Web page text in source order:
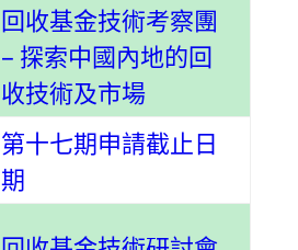
回收基金技術考察團
– 探索中國內地的回
收技術及市場
第十七期申請截止日
期